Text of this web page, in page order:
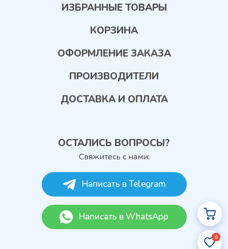
0
ИЗБРАННЫЕ ТОВАРЫ
КОРЗИНА
ОФОРМЛЕНИЕ ЗАКАЗА
ПРОИЗВОДИТЕЛИ
ДОСТАВКА И ОПЛАТА
ОСТАЛИСЬ ВОПРОСЫ?
Свяжитесь с нами:
Написать в Telegram
Написать в WhatsApp